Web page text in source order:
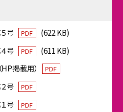
号 PDF
(622 KB)
号
PDF
(611 KB)
HP掲載用）
PDF
号 PDF
号 PDF